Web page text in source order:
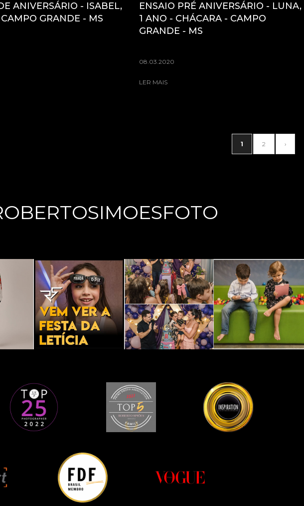
ANIVERSÁRIO - ISABEL,
GRANDE - MS
ENSAIO PRÉ ANIVERSÁRIO - LUNA,
1 ANO - CHÁCARA - CAMPO
GRANDE - MS
08.03.2020
LER MAIS
1 2 ›